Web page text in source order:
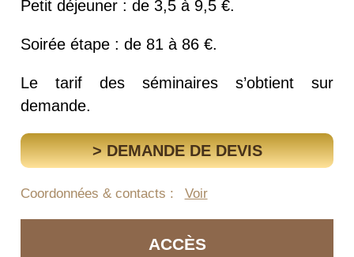
Petit déjeuner : de 3,5 à 9,5 €.
Soirée étape : de 81 à 86 €.
Le tarif des séminaires s’obtient sur
demande.
> DEMANDE DE DEVIS
Coordonnées & contacts : Voir
ACCÈS